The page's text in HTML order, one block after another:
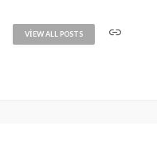
VIEW ALL POSTS